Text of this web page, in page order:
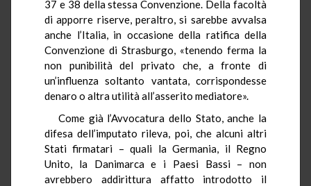
37 e 38 della stessa Convenzione. Della facoltà
di apporre riserve, peraltro, si sarebbe avvalsa
anche l’Italia, in occasione della ratifica della
Convenzione di Strasburgo, «tenendo ferma la
non punibilità del privato che, a fronte di
un’influenza soltanto vantata, corrispondesse
denaro o altra utilità all’asserito mediatore».
Come già l’Avvocatura dello Stato, anche la
difesa dell’imputato rileva, poi, che alcuni altri
Stati firmatari – quali la Germania, il Regno
Unito, la Danimarca e i Paesi Bassi – non
avrebbero addirittura affatto introdotto il